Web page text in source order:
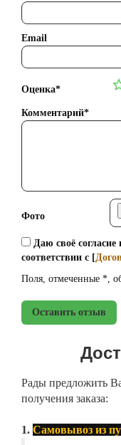
Email
Оценка*
Комментарий*
Фото
Даю своё
соответствии с [
Поля, отмеченные *,
Оставить отзыв
Рады предложить
получения заказа:
1. Самовывоз из